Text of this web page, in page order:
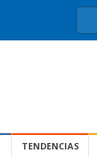
TENDENCIAS